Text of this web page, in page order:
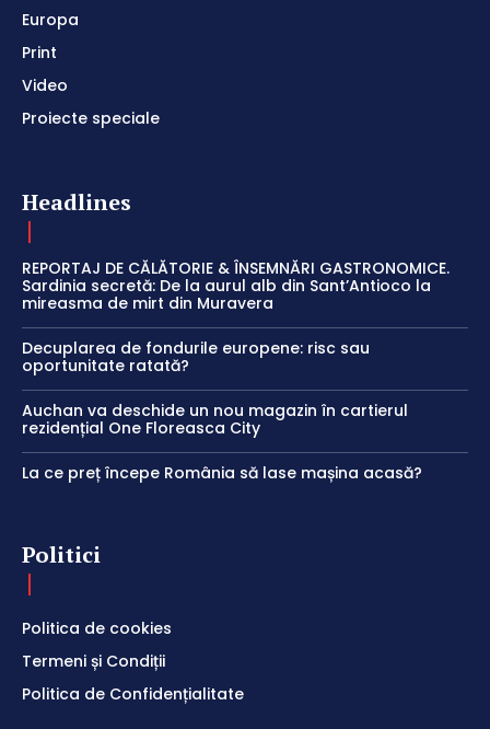
Europa
Print
Video
Proiecte speciale
Headlines
REPORTAJ DE CĂLĂTORIE & ÎNSEMNĂRI GASTRONOMICE.
Sardinia secretă: De la aurul alb din Sant’Antioco la
mireasma de mirt din Muravera
Decuplarea de fondurile europene: risc sau
oportunitate ratată?
Auchan va deschide un nou magazin în cartierul
rezidențial One Floreasca City
La ce preț începe România să lase mașina acasă?
Politici
Politica de cookies
Termeni și Condiții
Politica de Confidențialitate